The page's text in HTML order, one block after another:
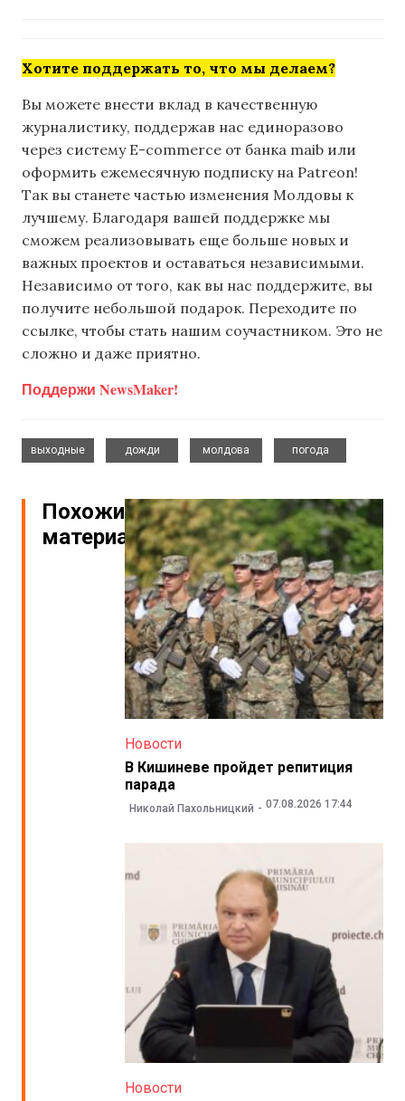
Хотите поддержать то, что мы делаем?
Вы можете внести вклад в качественную
журналистику, поддержав нас единоразово
через систему E-commerce от банка maib или
оформить ежемесячную подписку на Patreon!
Так вы станете частью изменения Молдовы к
лучшему. Благодаря вашей поддержке мы
сможем реализовывать еще больше новых и
важных проектов и оставаться независимыми.
Независимо от того, как вы нас поддержите, вы
получите небольшой подарок. Переходите по
ссылке, чтобы стать нашим соучастником. Это не
сложно и даже приятно.
Поддержи NewsMaker!
выходные
дожди
молдова
погода
Похожие
материалы
Новости
В Кишиневе пройдет репитиция
парада
Николай Пахольницкий 07.08.2026 17:44
Новости